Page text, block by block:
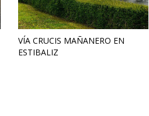
VÍA CRUCIS MAÑANERO EN
ESTIBALIZ